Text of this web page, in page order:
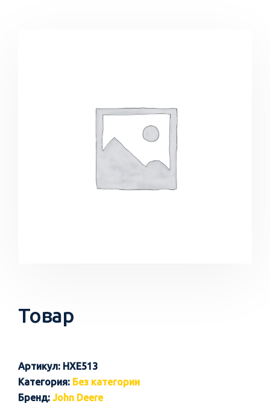
Товар
Артикул: HXE513
Категория: Без категории
Бренд: John Deere